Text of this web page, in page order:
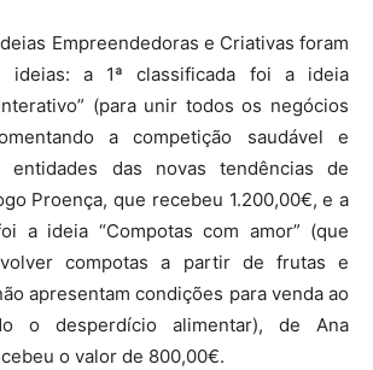
Empreendedoras e Criativas foram
ideias: a 1ª classificada foi a ideia
(para unir todos os negócios
a competição saudável e
entidades das novas tendências de
Proença, que recebeu 1.200,00€, e a
a ideia “Compotas com amor” (que
compotas a partir de frutas e
apresentam condições para venda ao
o desperdício alimentar), de Ana
o valor de 800,00€.